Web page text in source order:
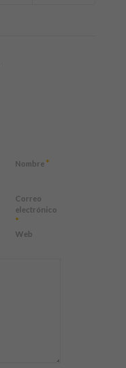
Nombre *
Correo
electrónico
*
Web